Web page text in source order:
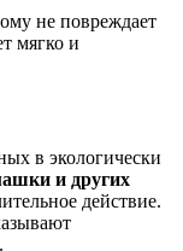
не повреждает
мягко и
в экологически
и других
действие.